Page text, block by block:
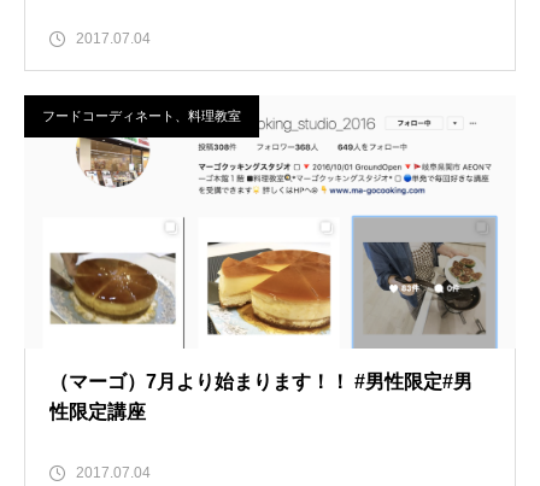
2017.07.04
フードコーディネート、料理教室
（マーゴ）7月より始まります！！ #男性限定#男
性限定講座
2017.07.04